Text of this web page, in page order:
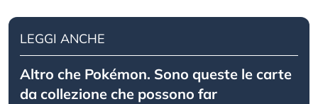
LEGGI ANCHE
Altro che Pokémon. Sono queste le carte
da collezione che possono far